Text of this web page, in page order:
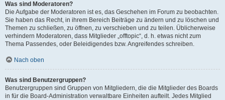
Was sind Moderatoren?
Die Aufgabe der Moderatoren ist es, das Geschehen im Forum zu beobachten.
Sie haben das Recht, in ihrem Bereich Beiträge zu ändern und zu löschen und
Themen zu schließen, zu öffnen, zu verschieben und zu teilen. Üblicherweise
verhindern Moderatoren, dass Mitglieder „offtopic“, d. h. etwas nicht zum
Thema Passendes, oder Beleidigendes bzw. Angreifendes schreiben.
Nach oben
Was sind Benutzergruppen?
Benutzergruppen sind Gruppen von Mitgliedern, die die Mitglieder des Boards
in für die Board-Administration verwaltbare Einheiten aufteilt. Jedes Mitglied